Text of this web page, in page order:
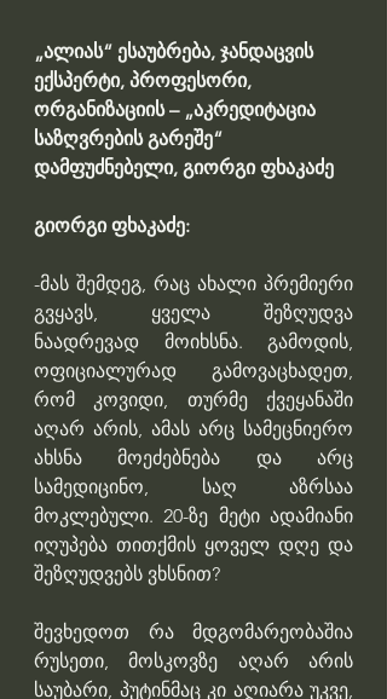
„ალიას“ ესაუბრება, ჯანდაცვის
ექსპერტი, პროფესორი,
ორგანიზაციის – „აკრედიტაცია
საზღვრების გარეშე“
დამფუძნებელი, გიორგი ფხაკაძე
გიორგი ფხაკაძე:
-მას შემდეგ, რაც ახალი პრემიერი
გვყავს, ყველა შეზღუდვა
ნაადრევად მოიხსნა. გამოდის,
ოფიციალურად გამოვაცხადეთ,
რომ კოვიდი, თურმე ქვეყანაში
აღარ არის, ამას არც სამეცნიერო
ახსნა მოეძებნება და არც
სამედიცინო, საღ აზრსაა
მოკლებული. 20-ზე მეტი ადამიანი
იღუპება თითქმის ყოველ დღე და
შეზღუდვებს ვხსნით?
შევხედოთ რა მდგომარეობაშია
რუსეთი, მოსკოვზე აღარ არის
საუბარი, პუტინმაც კი აღიარა უკვე,